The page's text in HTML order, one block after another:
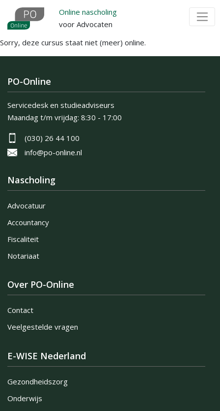
Overslaan
naar
de
inhoud
Online nascholing
voor Advocaten
Sorry, deze cursus staat niet (meer) online.
PO-Online
Servicedesk en studieadviseurs
Maandag t/m vrijdag: 8:30 - 17:00
(030) 26 44 100
info@po-online.nl
Nascholing
Advocatuur
Accountancy
Fiscaliteit
Notariaat
Over PO-Online
Contact
Veelgestelde vragen
E-WISE Nederland
Gezondheidszorg
Onderwijs